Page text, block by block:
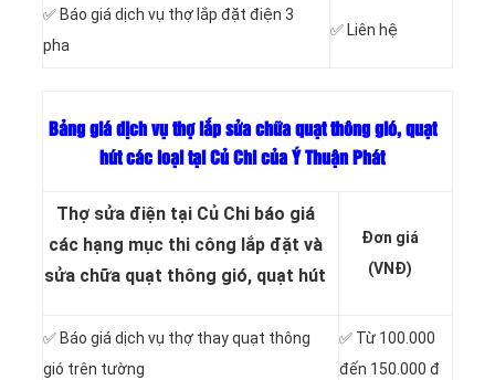
✅ Báo giá dịch vụ thợ lắp đặt điện 3
pha
✅ Liên hệ
Bảng giá dịch vụ thợ lắp sửa chữa quạt thông gió, quạt
hút các loại tại Củ Chi của Ý Thuận Phát
Thợ sửa điện tại Củ Chi báo giá
các hạng mục thi công lắp đặt và
sửa chữa quạt thông gió, quạt hút
Đơn giá
(VNĐ)
✅ Báo giá dịch vụ thợ thay quạt thông
gió trên tường
✅ Từ 100.000
đến 150.000 đ